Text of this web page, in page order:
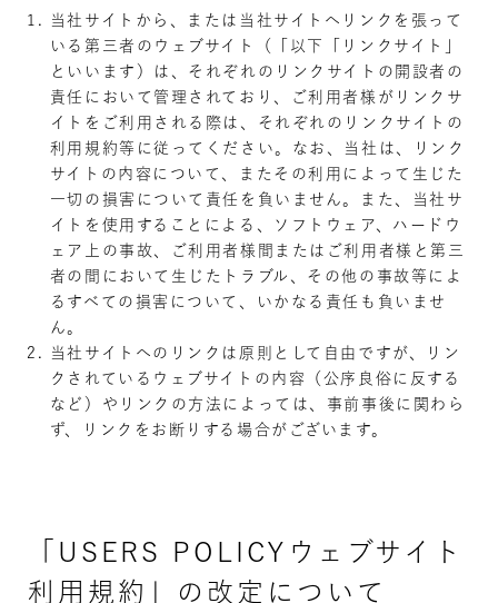
当社サイトから、または当社サイトへリンクを張って
いる第三者のウェブサイト（「以下「リンクサイト」
といいます）は、それぞれのリンクサイトの開設者の
責任において管理されており、ご利用者様がリンクサ
イトをご利用される際は、それぞれのリンクサイトの
利用規約等に従ってください。なお、当社は、リンク
サイトの内容について、またその利用によって生じた
一切の損害について責任を負いません。また、当社サ
イトを使用することによる、ソフトウェア、ハードウ
ェア上の事故、ご利用者様間またはご利用者様と第三
者の間において生じたトラブル、その他の事故等によ
るすべての損害について、いかなる責任も負いませ
ん。
当社サイトへのリンクは原則として自由ですが、リン
クされているウェブサイトの内容（公序良俗に反する
など）やリンクの方法によっては、事前事後に関わら
ず、リンクをお断りする場合がございます。
「USERS POLICYウェブサイト
利用規約」の改定について